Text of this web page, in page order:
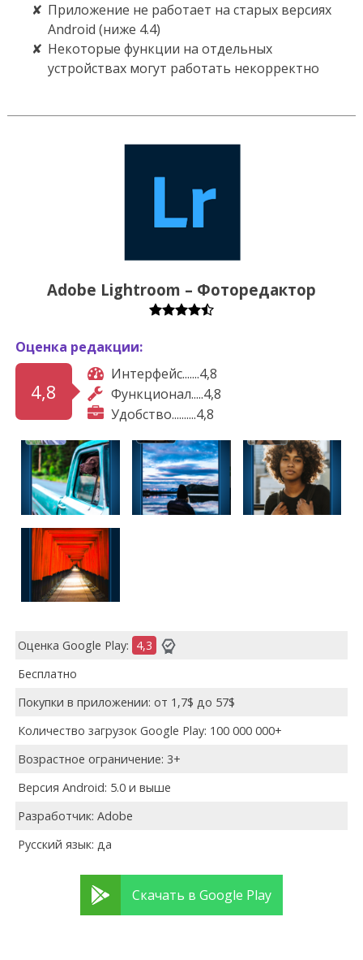
Приложение не работает на старых версиях
Android (ниже 4.4)
Некоторые функции на отдельных
устройствах могут работать некорректно
Adobe Lightroom – Фоторедактор
Оценка редакции:
4,8
Интерфейс.......4,8
Функционал.....4,8
Удобство..........4,8
Оценка Google Play: 4,3
Бесплатно
Покупки в приложении: от 1,7$ до 57$
Количество загрузок Google Play: 100 000 000+
Возрастное ограничение: 3+
Версия Android: 5.0 и выше
Разработчик: Adobe
Русский язык: да
Скачать в Google Play